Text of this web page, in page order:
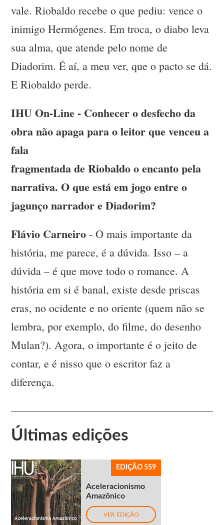
vale. Riobaldo recebe o que pediu: vence o
inimigo Hermógenes. Em troca, o diabo leva
sua alma, que atende pelo nome de
Diadorim. É aí, a meu ver, que o pacto se dá.
E Riobaldo perde.
IHU On-Line - Conhecer o desfecho da
obra não apaga para o leitor que venceu a
fala
fragmentada de Riobaldo o encanto pela
narrativa. O que está em jogo entre o
jagunço narrador e Diadorim?
Flávio Carneiro - O mais importante da
história, me parece, é a dúvida. Isso – a
dúvida – é que move todo o romance. A
história em si é banal, existe desde priscas
eras, no ocidente e no oriente (quem não se
lembra, por exemplo, do filme, do desenho
Mulan?). Agora, o importante é o jeito de
contar, e é nisso que o escritor faz a
diferença.
Últimas edições
EDIÇÃO 559
Aceleracionismo
Amazônico
VER EDIÇÃO